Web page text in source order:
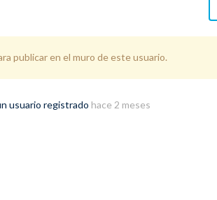
publicar en el muro de este usuario.
usuario registrado hace 2 meses